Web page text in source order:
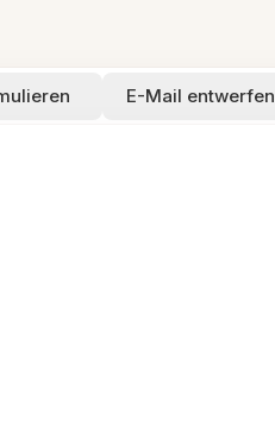
E-Mail entwerfen